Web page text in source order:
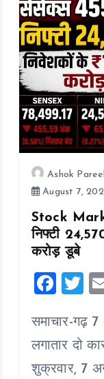
o
n
Ashok
August 7,
Stock
निफ्टी
करोड़ डूबे
F
ce
b
o
T
tt
er
समाचार-गढ़
लगातार दो
शुक्रवार, 7